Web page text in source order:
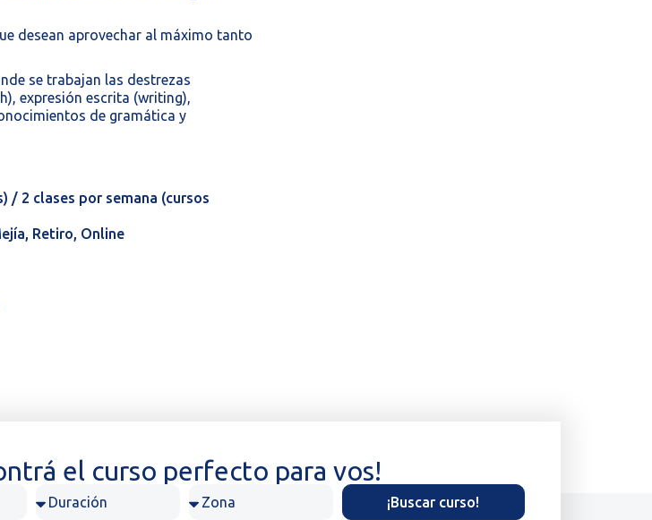
desean aprovechar al máximo tanto
se trabajan las destrezas
expresión escrita (writing),
de gramática y
/ 2 clases por semana (cursos
Retiro, Online
el curso perfecto para vos!
¡Buscar curso!